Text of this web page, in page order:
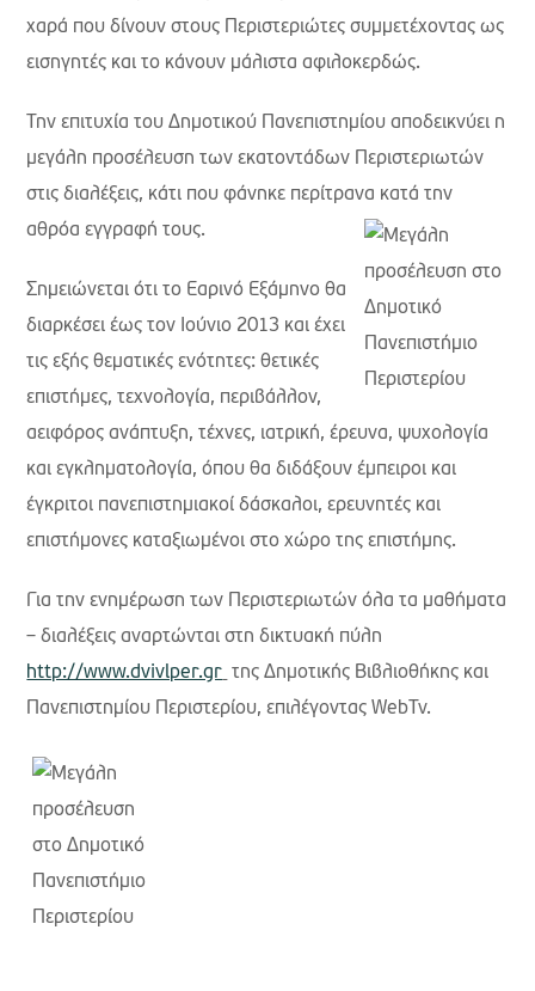
χαρά που δίνουν στους Περιστεριώτες συμμετέχοντας ως
εισηγητές και το κάνουν μάλιστα αφιλοκερδώς.
Την επιτυχία του Δημοτικού Πανεπιστημίου αποδεικνύει η
μεγάλη προσέλευση των εκατοντάδων Περιστεριωτών
στις διαλέξεις, κάτι που φάνηκε περίτρανα κατά την
αθρόα εγγραφή τους.
Σημειώνεται ότι το Εαρινό Εξάμηνο θα
διαρκέσει έως τον Ιούνιο 2013 και έχει
τις εξής θεματικές ενότητες: θετικές
επιστήμες, τεχνολογία, περιβάλλον,
αειφόρος ανάπτυξη, τέχνες, ιατρική, έρευνα, ψυχολογία
και εγκληματολογία, όπου θα διδάξουν έμπειροι και
έγκριτοι πανεπιστημιακοί δάσκαλοι, ερευνητές και
επιστήμονες καταξιωμένοι στο χώρο της επιστήμης.
Για την ενημέρωση των Περιστεριωτών όλα τα μαθήματα
– διαλέξεις αναρτώνται στη δικτυακή πύλη
http://www.dvivlper.gr της Δημοτικής Βιβλιοθήκης και
Πανεπιστημίου Περιστερίου, επιλέγοντας WebTv.